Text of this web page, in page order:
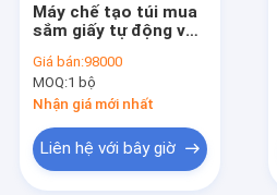
Máy chế tạo túi mua
sắm giấy tự động với
chọn tương thích với
vật liệu phim PE
HDPE LDPE
Giá bán:98000
MOQ:1 bộ
Nhận giá mới nhất
Liên hệ với bây giờ